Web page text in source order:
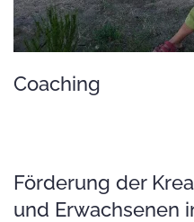
Coaching
Förderung der
und Erwachsenen